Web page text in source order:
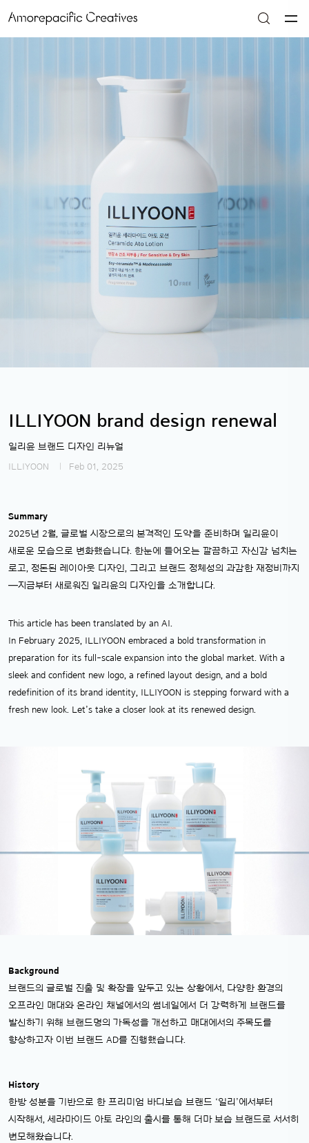
ILLIYOON brand design renewal
일리윤 브랜드 디자인 리뉴얼
ILLIYOON Feb 01, 2025
Summary
2025년 2월, 글로벌 시장으로의 본격적인 도약을 준비하며 일리윤이
새로운 모습으로 변화했습니다. 한눈에 들어오는 깔끔하고 자신감 넘치는
로고, 정돈된 레이아웃 디자인, 그리고 브랜드 정체성의 과감한 재정비까지
—지금부터 새로워진 일리윤의 디자인을 소개합니다.
This article has been translated by an AI.
In February 2025, ILLIYOON embraced a bold transformation in
preparation for its full-scale expansion into the global market. With a
sleek and confident new logo, a refined layout design, and a bold
redefinition of its brand identity, ILLIYOON is stepping forward with a
fresh new look. Let’s take a closer look at its renewed design.
Background
브랜드의 글로벌 진출 및 확장을 앞두고 있는 상황에서, 다양한 환경의
오프라인 매대와 온라인 채널에서의 썸네일에서 더 강력하게 브랜드를
발신하기 위해 브랜드명의 가독성을 개선하고 매대에서의 주목도를
향상하고자 이번 브랜드 AD를 진행했습니다.
History
한방 성분을 기반으로 한 프리미엄 바디보습 브랜드 ‘일리’에서부터
시작해서, 세라마이드 아토 라인의 출시를 통해 더마 보습 브랜드로 서서히
변모해왔습니다.